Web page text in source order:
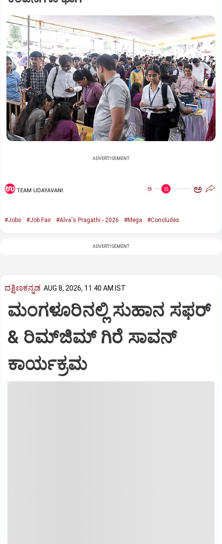
ADVERTISEMENT
TEAM UDAYAVANI ಅ ಅ
#Jobs #Job Fair #Alva's Pragathi - 2026 #Mega #Concludes
ADVERTISEMENT
ದಕ್ಷಿಣಕನ್ನಡ AUG 8, 2026, 11:40 AM IST
ಮಂಗಳೂರಿನಲ್ಲಿ ಸುಹಾನ ಸಫರ್
& ರಿಮ್‌ಜಿಮ್ ಗಿರೆ ಸಾವನ್
ಕಾರ್ಯಕ್ರಮ